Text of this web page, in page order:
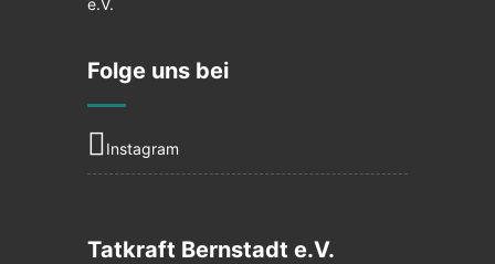
Folge uns bei
Instagram
Tatkraft Bernstadt e.V.